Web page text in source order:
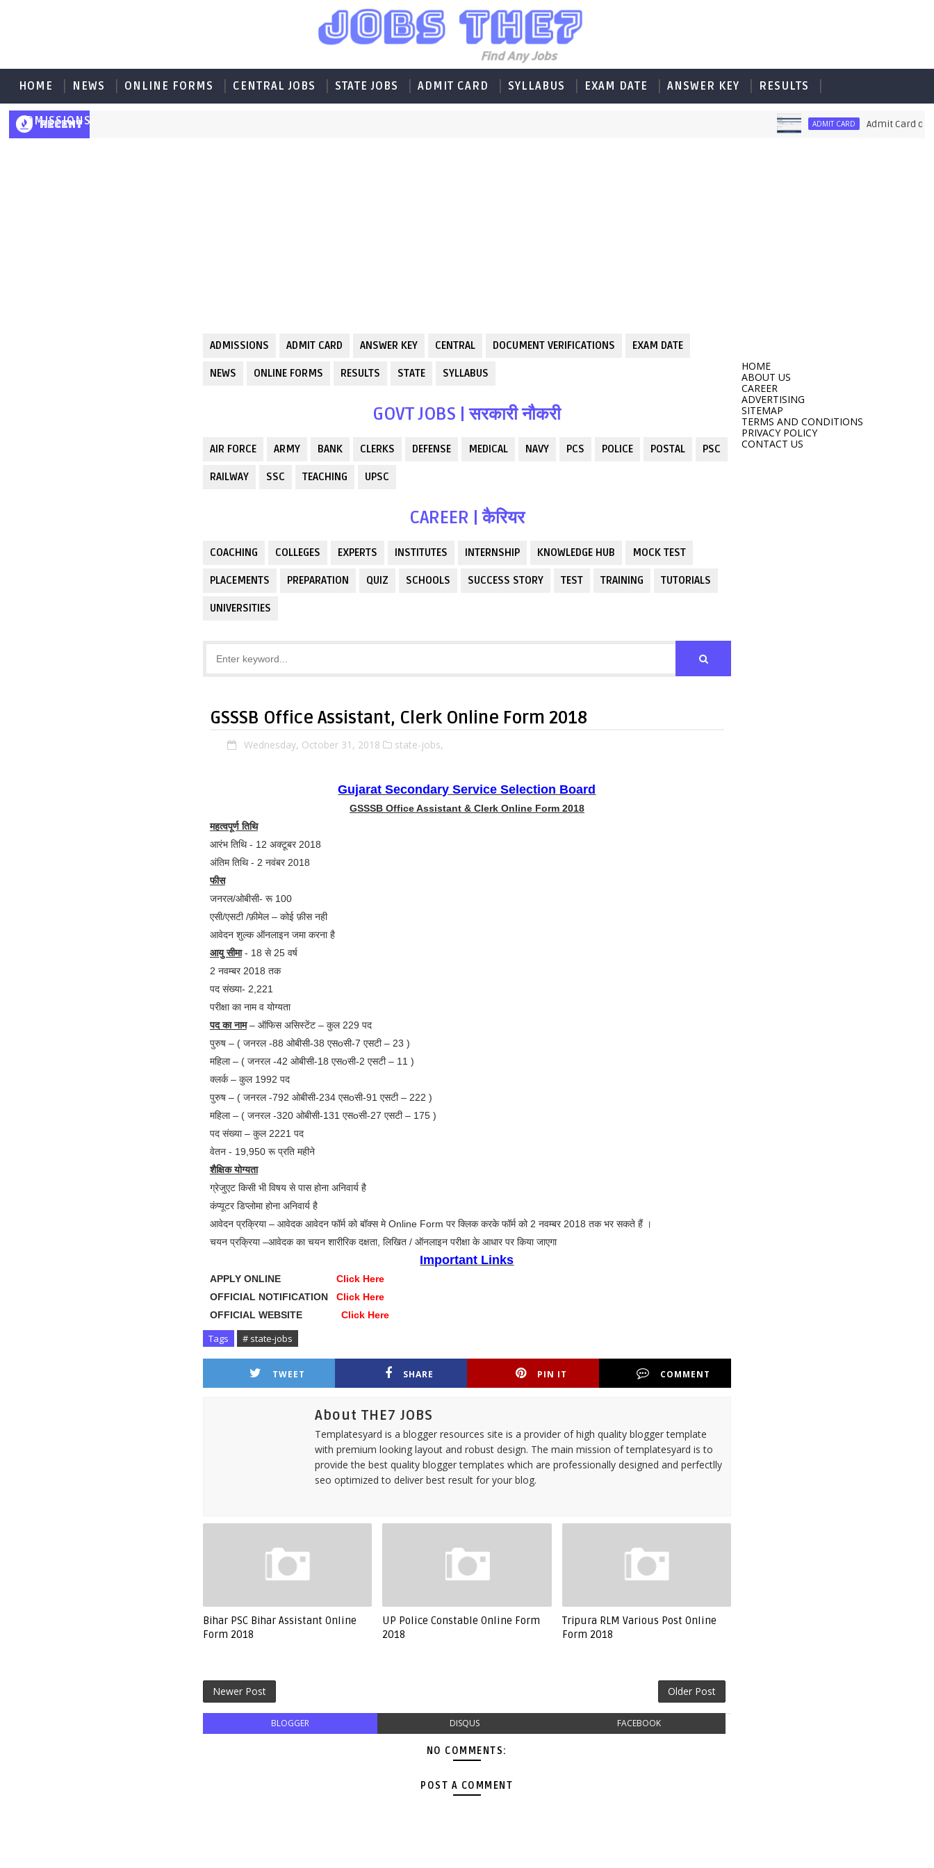
HOME NEWS ONLINE FORMS CENTRAL JOBS STATE JOBS ADMIT CARD SYLLABUS EXAM DATE ANSWER KEY RESULTS
ADMISSIONS
RECENT ADMIT CARD Admit Card of PET
ADMISSIONS ADMIT CARD ANSWER KEY CENTRAL DOCUMENT VERIFICATIONS EXAM DATE
NEWS ONLINE FORMS RESULTS STATE SYLLABUS
GOVT JOBS | सरकारी नौकरी
AIR FORCE ARMY BANK CLERKS DEFENSE MEDICAL NAVY PCS POLICE POSTAL PSC
RAILWAY SSC TEACHING UPSC
CAREER | कैरियर
COACHING COLLEGES EXPERTS INSTITUTES INTERNSHIP KNOWLEDGE HUB MOCK TEST
PLACEMENTS PREPARATION QUIZ SCHOOLS SUCCESS STORY TEST TRAINING TUTORIALS
UNIVERSITIES
GSSSB Office Assistant, Clerk Online Form 2018
Wednesday, October 31, 2018 state-jobs,
Gujarat Secondary Service Selection Board
GSSSB Office Assistant & Clerk Online Form 2018
महत्वपूर्ण तिथि
आरंभ तिथि - 12 अक्टूबर 2018
अंतिम तिथि - 2 नवंबर 2018
फीस
जनरल/ओबीसी- रू 100
एसी/एसटी /फ़ीमेल – कोई फ़ीस नही
आवेदन शुल्क ऑनलाइन जमा करना है
आयु सीमा- 18 से 25 वर्ष
2 नवम्बर 2018 तक
पद संख्या- 2,221
परीक्षा का नाम व योग्यता
पद का नाम– ऑफिस असिस्टेंट – कुल 229 पद
पुरुष – ( जनरल -88 ओबीसी-38 एसoसी-7 एसटी – 23 )
महिला – ( जनरल -42 ओबीसी-18 एसoसी-2 एसटी – 11 )
क्लर्क – कुल 1992 पद
पुरुष – ( जनरल -792 ओबीसी-234 एसoसी-91 एसटी – 222 )
महिला – ( जनरल -320 ओबीसी-131 एसoसी-27 एसटी – 175 )
पद संख्या – कुल 2221 पद
वेतन - 19,950 रू प्रति महीने
शैक्षिक योग्यता
ग्रेजुएट किसी भी विषय से पास होना अनिवार्य है
कंप्यूटर डिप्लोमा होना अनिवार्य है
आवेदन प्रक्रिया – आवेदक आवेदन फॉर्म को बॉक्स मे Online Form पर क्लिक करके फॉर्म को 2 नवम्बर 2018 तक भर सकते हैं ।
चयन प्रक्रिया –आवेदक का चयन शारीरिक दक्षता, लिखित / ऑनलाइन परीक्षा के आधार पर किया जाएगा
Important Links
APPLY ONLINE Click Here
OFFICIAL NOTIFICATION Click Here
OFFICIAL WEBSITE Click Here
Tags # state-jobs
TWEET SHARE PIN IT COMMENT
About THE7 JOBS
Templatesyard is a blogger resources site is a provider of high quality blogger template
with premium looking layout and robust design. The main mission of templatesyard is to
provide the best quality blogger templates which are professionally designed and perfectlly
seo optimized to deliver best result for your blog.
Bihar PSC Bihar Assistant Online
Form 2018
UP Police Constable Online Form
2018
Tripura RLM Various Post Online
Form 2018
Newer Post Older Post
BLOGGER DISQUS FACEBOOK
NO COMMENTS:
POST A COMMENT
HOME
ABOUT US
CAREER
ADVERTISING
SITEMAP
TERMS AND CONDITIONS
PRIVACY POLICY
CONTACT US